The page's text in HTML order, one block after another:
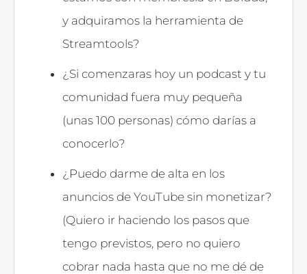
y adquiramos la herramienta de
Streamtools?
¿Si comenzaras hoy un podcast y tu
comunidad fuera muy pequeña
(unas 100 personas) cómo darías a
conocerlo?
¿Puedo darme de alta en los
anuncios de YouTube sin monetizar?
(Quiero ir haciendo los pasos que
tengo previstos, pero no quiero
cobrar nada hasta que no me dé de